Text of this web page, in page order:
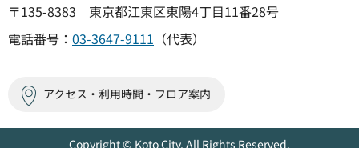
〒135-8383 東京都江東区東陽4丁目11番28号
電話番号： 03-3647-9111 （代表）
アクセス・利用時間・フロア案内
Copyright © Koto City. All Rights Reserved.